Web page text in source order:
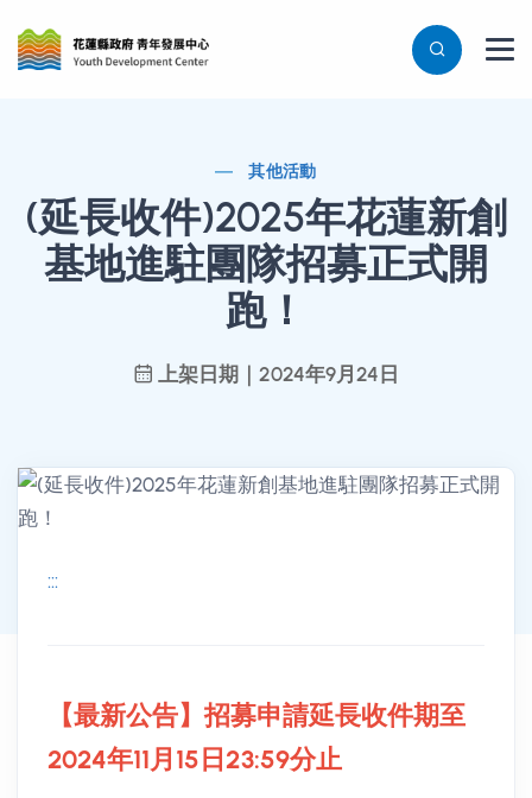
其他活動
(延長收件)2025年花蓮新創
基地進駐團隊招募正式開
跑！
上架日期｜2024年9月24日
:::
活動詳情
【最新公告】招募申請延長收件期至
2024年11月15日23:59分止